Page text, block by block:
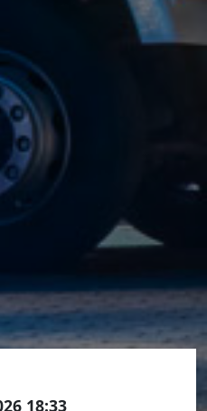
18:33